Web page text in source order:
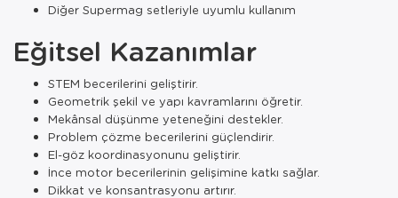
Diğer Supermag setleriyle uyumlu kullanım
Eğitsel Kazanımlar
STEM becerilerini geliştirir.
Geometrik şekil ve yapı kavramlarını öğretir.
Mekânsal düşünme yeteneğini destekler.
Problem çözme becerilerini güçlendirir.
El-göz koordinasyonunu geliştirir.
İnce motor becerilerinin gelişimine katkı sağlar.
Dikkat ve konsantrasyonu artırır.